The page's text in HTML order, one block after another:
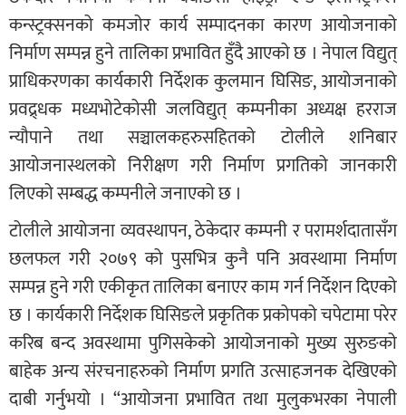
कन्स्ट्रक्सनको कमजोर कार्य सम्पादनका कारण आयोजनाको
निर्माण सम्पन्न हुने तालिका प्रभावित हुँदै आएको छ । नेपाल विद्युत्
प्राधिकरणका कार्यकारी निर्देशक कुलमान घिसिङ, आयोजनाको
प्रवद्र्धक मध्यभोटेकोसी जलविद्युत् कम्पनीका अध्यक्ष हरराज
न्यौपाने तथा सञ्चालकहरुसहितको टोलीले शनिबार
आयोजनास्थलको निरीक्षण गरी निर्माण प्रगतिको जानकारी
लिएको सम्बद्ध कम्पनीले जनाएको छ ।
टोलीले आयोजना व्यवस्थापन, ठेकेदार कम्पनी र परामर्शदातासँग
छलफल गरी २०७९ को पुसभित्र कुनै पनि अवस्थामा निर्माण
सम्पन्न हुने गरी एकीकृत तालिका बनाएर काम गर्न निर्देशन दिएको
छ । कार्यकारी निर्देशक घिसिङले प्रकृतिक प्रकोपको चपेटामा परेर
करिब बन्द अवस्थामा पुगिसकेको आयोजनाको मुख्य सुरुङको
बाहेक अन्य संरचनाहरुको निर्माण प्रगति उत्साहजनक देखिएको
दाबी गर्नुभयो । “आयोजना प्रभावित तथा मुलुकभरका नेपाली